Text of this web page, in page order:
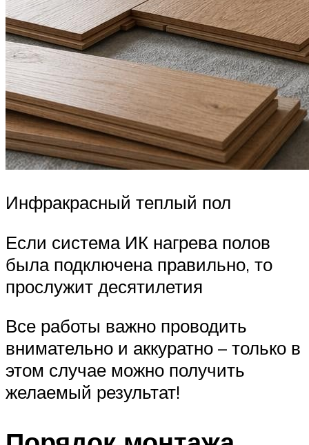
Инфракрасный теплый пол
Если система ИК нагрева полов
была подключена правильно, то
прослужит десятилетия
Все работы важно проводить
внимательно и аккуратно – только в
этом случае можно получить
желаемый результат!